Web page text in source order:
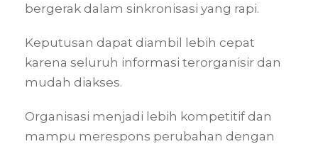
bergerak dalam sinkronisasi yang rapi.
Keputusan dapat diambil lebih cepat
karena seluruh informasi terorganisir dan
mudah diakses.
Organisasi menjadi lebih kompetitif dan
mampu merespons perubahan dengan